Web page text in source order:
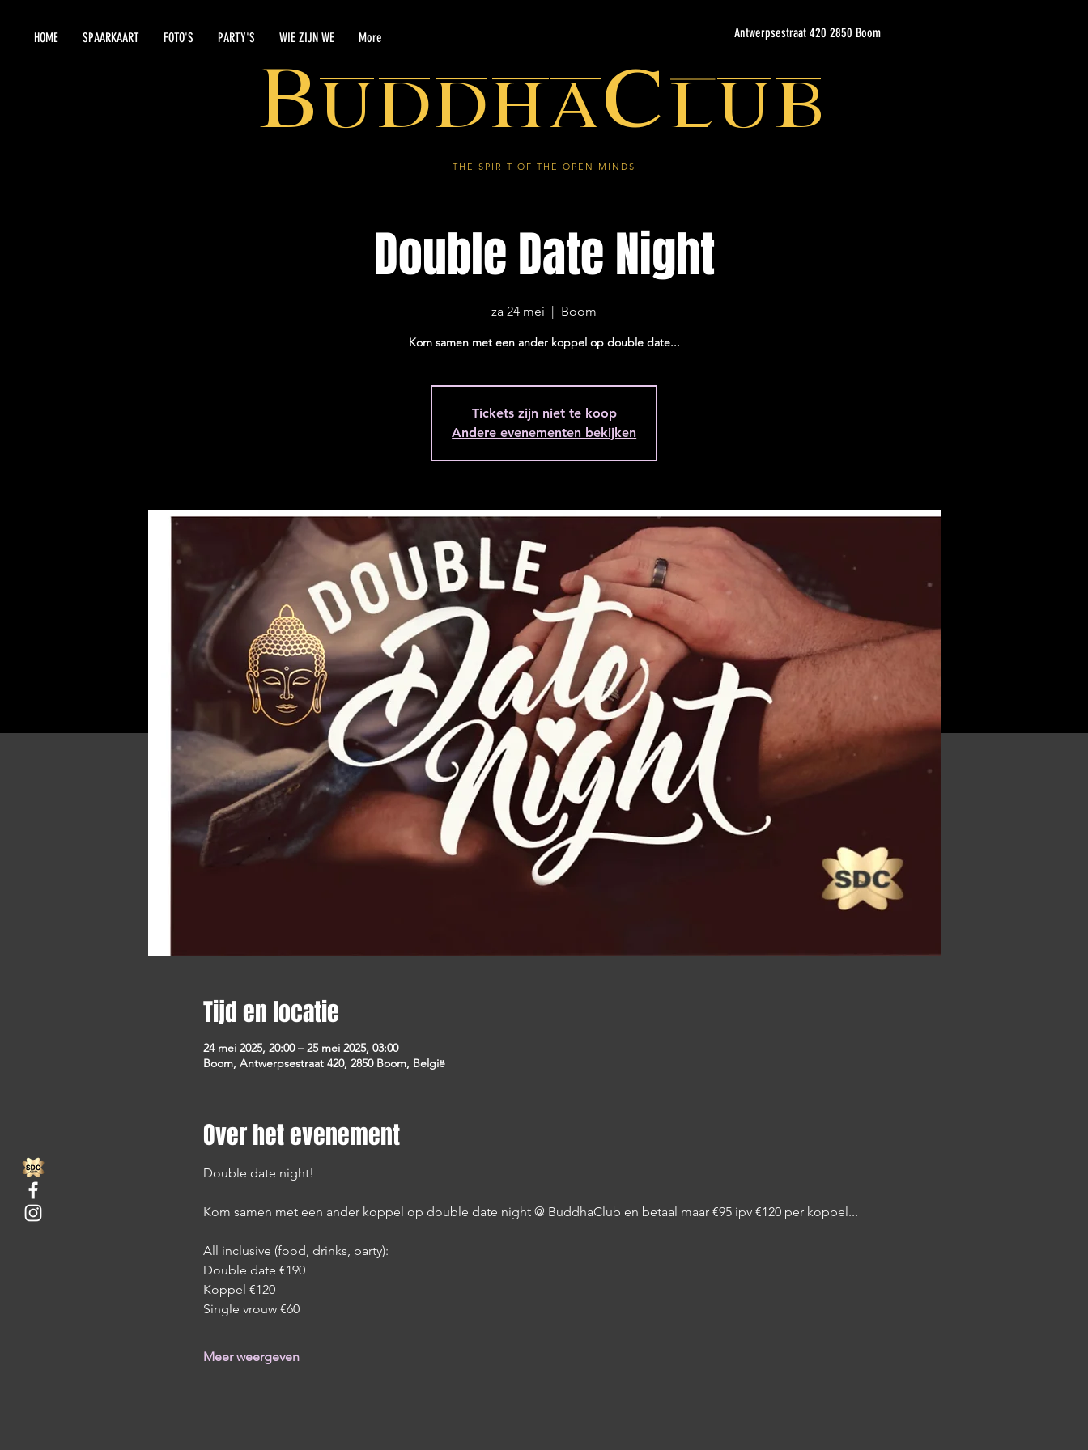
HOME SPAARKAART FOTO'S PARTY'S WIE ZIJN WE More Antwerpsestraat 420 2850 Boom
BuddhaClub
THE SPIRIT OF THE OPEN MINDS
Double Date Night
za 24 mei
  |
Boom
Kom samen met een ander koppel op double date...
Tickets zijn niet te koop
Andere evenementen bekijken
Tijd en locatie
24 mei 2025, 20:00 – 25 mei 2025, 03:00
Boom, Antwerpsestraat 420, 2850 Boom, België
Over het evenement
Double date night!
Kom samen met een ander koppel op double date night @ BuddhaClub en betaal maar €95 ipv €120 per koppel...
All inclusive (food, drinks, party):
Double date €190
Koppel €120
Single vrouw €60
Meer weergeven